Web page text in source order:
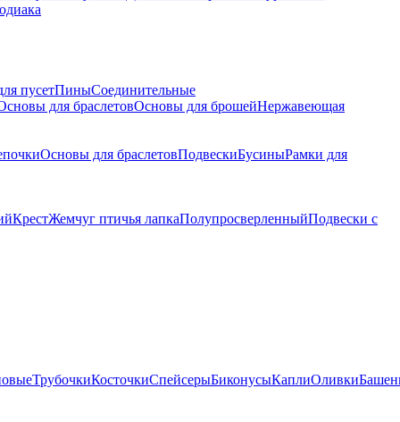
пусетПиныСоединительные
для браслетовОсновы для брошейНержавеющая
Основы для браслетовПодвескиБусиныРамки для
КрестЖемчуг птичья лапкаПолупросверленныйПодвески с
ТрубочкиКосточкиСпейсерыБиконусыКаплиОливки